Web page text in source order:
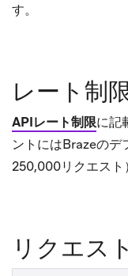
す。
レート制
APIレート制限に記
ントにはBrazeのデ
250,000リクエスト
リクエス